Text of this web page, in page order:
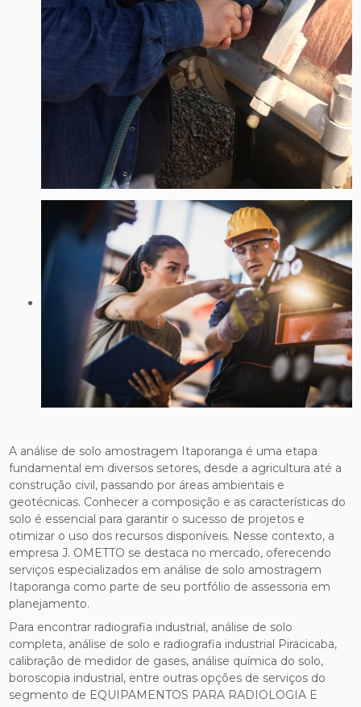
A análise de solo amostragem Itaporanga é uma etapa
fundamental em diversos setores, desde a agricultura até a
construção civil, passando por áreas ambientais e
geotécnicas. Conhecer a composição e as características do
solo é essencial para garantir o sucesso de projetos e
otimizar o uso dos recursos disponíveis. Nesse contexto, a
empresa J. OMETTO se destaca no mercado, oferecendo
serviços especializados em análise de solo amostragem
Itaporanga como parte de seu portfólio de assessoria em
planejamento.
Para encontrar radiografia industrial, análise de solo
completa, análise de solo e radiografia industrial Piracicaba,
calibração de medidor de gases, análise química do solo,
boroscopia industrial, entre outras opções de serviços do
segmento de EQUIPAMENTOS PARA RADIOLOGIA E